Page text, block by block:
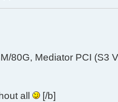
80G, Mediator PCI (S3
all
[/b]